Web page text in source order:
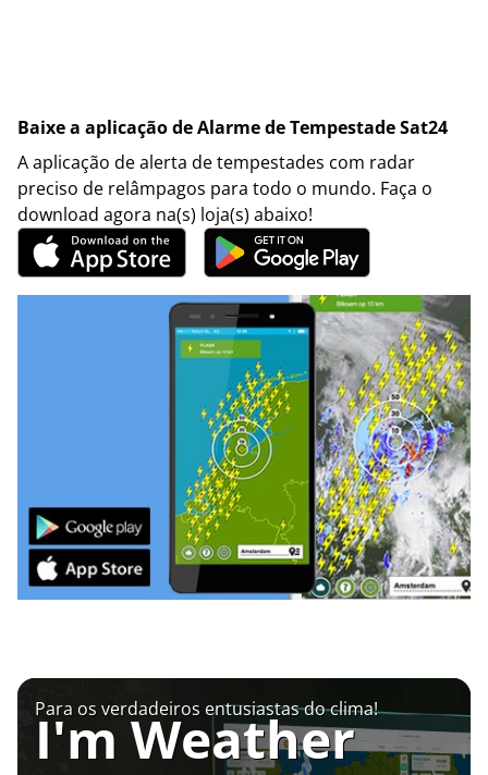
Baixe a aplicação de Alarme de Tempestade Sat24
A aplicação de alerta de tempestades com radar
preciso de relâmpagos para todo o mundo. Faça o
download agora na(s) loja(s) abaixo!
Para os verdadeiros entusiastas do clima!
I'm Weather